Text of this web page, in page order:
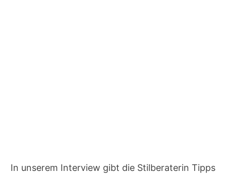
In unserem Interview gibt die Stilberaterin Tipps